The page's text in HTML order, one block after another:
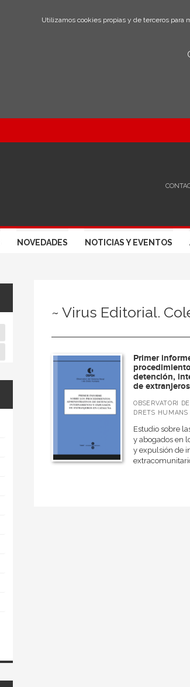
Utilizamos cookies propias y de terceros para
NOVEDADES NOTICIAS Y EVENTOS
~ Virus Editorial.
Primer
detención,
de
OBSERVATORI
DRETS HUMANS
Estudio sobre
y abogados en
y expulsión de